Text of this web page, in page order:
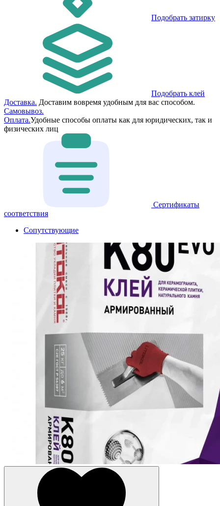
Подобрать затирку
Подобрать клей
Доставка. Доставим вовремя удобным для вас способом.
Самовывоз.
Оплата.Удобные способы оплаты как для юридических, так и
физических лиц
Сертификаты
соответствия
Сопутствующие